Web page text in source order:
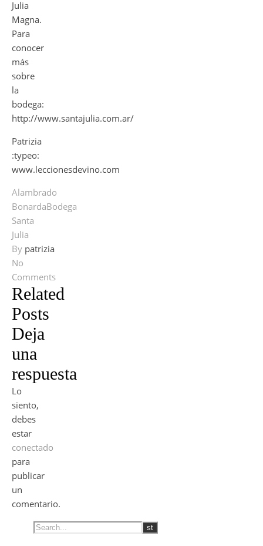
Julia
Magna.
Para
conocer
más
sobre
la
bodega:
http://www.santajulia.com.ar/
Patrizia
:typeo:
www.leccionesdevino.com
Alambrado
BonardaBodega
Santa
Julia
By patrizia
No
Comments
Related
Posts
Deja
una
respuesta
Lo
siento,
debes
estar
conectado
para
publicar
un
comentario.